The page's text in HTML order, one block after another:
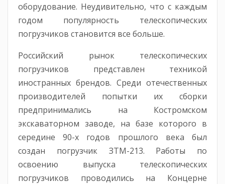
оборудование. Неудивительно, что с каждым
годом популярность телескопических
погрузчиков становится все больше.
Российский рынок телескопических
погрузчиков представлен техникой
иностранных брендов. Среди отечественных
производителей попытки их сборки
предпринимались на Костромском
экскаваторном заводе, на базе которого в
середине 90-х годов прошлого века был
создан погрузчик ЗТМ-213. Работы по
освоению выпуска телескопических
погрузчиков проводились на Концерне